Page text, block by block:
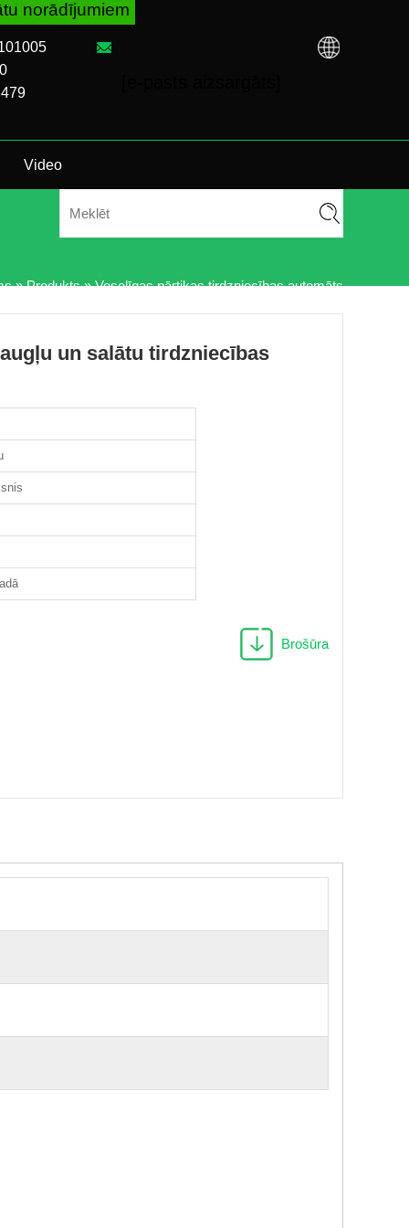
Video
»Produkts»Veselīgas pārtikas tirdzniecības automāts
un salātu tirdzniecības
Brošūra
un problēmu novēršanu neatkarīgi no